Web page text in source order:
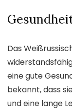
Das
eine gute
bekannt, dass
und eine lange